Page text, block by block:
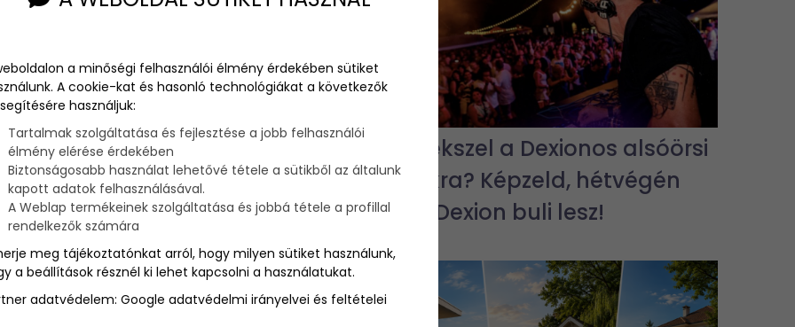
hogy mit is kínál számunkra ez a sziget. Fontos
az adott időpont természeti körülményeitől, mint
Így tehát lehetnek olyan strandok,
paradicsomiak lehetnek, ha egy másik időszakban
sem szerepel Molokairól vagy Lanairól.
amit általában hatalmas vulkanikus eredetű
színes trópusi hal gyülekezik. A víz színe a parttól
világosodik és a partnál már-már zöldeskéken
homok, az óceáni törmelék (apró korall
a víz áttetszőségét.
legjobb, nincsenek a homokban kellemetlen rovarok
Emlékszel a Dexionos alsóörsi
bulikra? Képzeld, hétvégén
újra Dexion buli lesz!
a minőségi felhasználói élmény érdekében sütiket
A cookie-kat és hasonló technológiákat a következők
használjuk:
Tartalmak szolgáltatása és fejlesztése a jobb felhasználói
élmény elérése érdekében
Biztonságosabb használat lehetővé tétele a sütikből az általunk
kapott adatok felhasználásával.
A Weblap termékeinek szolgáltatása és jobbá tétele a profillal
rendelkezők számára
meg tájékoztatónkat arról, hogy milyen sütiket használunk,
a beállítások résznél ki lehet kapcsolni a használatukat.
adatvédelem: Google adatvédelmi irányelvei és feltételei